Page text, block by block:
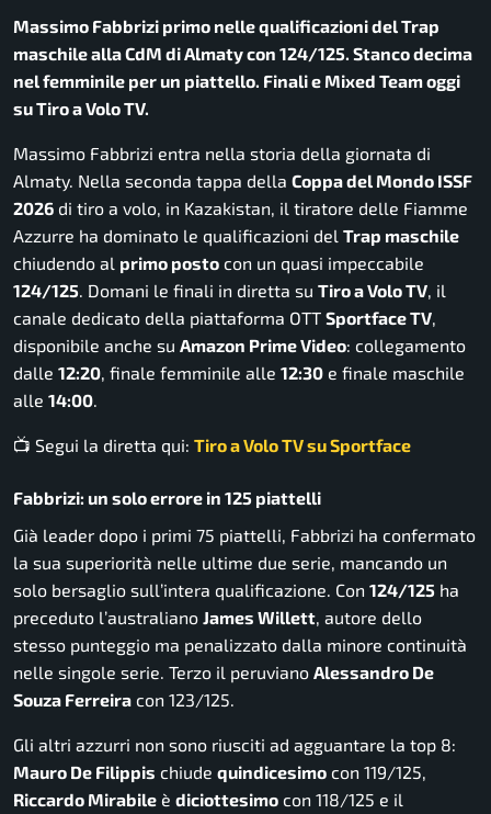
Massimo Fabbrizi primo nelle qualificazioni del Trap
maschile alla CdM di Almaty con 124/125. Stanco decima
nel femminile per un piattello. Finali e Mixed Team oggi
su Tiro a Volo TV.
Massimo Fabbrizi entra nella storia della giornata di
Almaty. Nella seconda tappa della Coppa del Mondo ISSF
2026 di tiro a volo, in Kazakistan, il tiratore delle Fiamme
Azzurre ha dominato le qualificazioni del Trap maschile
chiudendo al primo posto con un quasi impeccabile
124/125. Domani le finali in diretta su Tiro a Volo TV, il
canale dedicato della piattaforma OTT Sportface TV,
disponibile anche su Amazon Prime Video: collegamento
dalle 12:20, finale femminile alle 12:30 e finale maschile
alle 14:00.
📺 Segui la diretta qui: Tiro a Volo TV su Sportface
Fabbrizi: un solo errore in 125 piattelli
Già leader dopo i primi 75 piattelli, Fabbrizi ha confermato
la sua superiorità nelle ultime due serie, mancando un
solo bersaglio sull’intera qualificazione. Con 124/125 ha
preceduto l’australiano James Willett , autore dello
stesso punteggio ma penalizzato dalla minore continuità
nelle singole serie. Terzo il peruviano Alessandro De
Souza Ferreira con 123/125.
Gli altri azzurri non sono riusciti ad agguantare la top 8:
Mauro De Filippis chiude quindicesimo con 119/125,
Riccardo Mirabile è diciottesimo con 118/125 e il